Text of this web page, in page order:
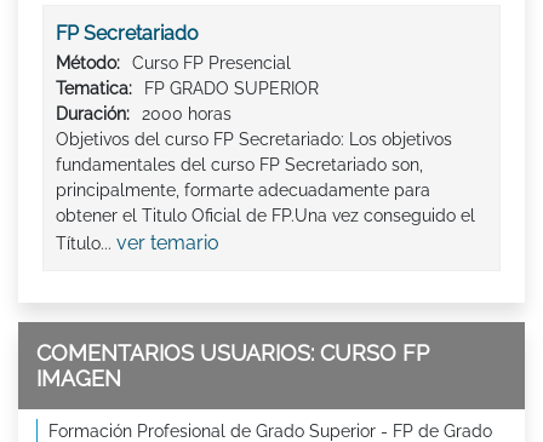
FP Secretariado
Método:
Curso FP Presencial
Tematica:
FP GRADO SUPERIOR
Duración:
2000 horas
Objetivos del curso FP Secretariado: Los objetivos
fundamentales del curso FP Secretariado son,
principalmente, formarte adecuadamente para
obtener el Titulo Oficial de FP.Una vez conseguido el
Título... ver temario
COMENTARIOS USUARIOS: CURSO FP
IMAGEN
Formación Profesional de Grado Superior - FP de Grado